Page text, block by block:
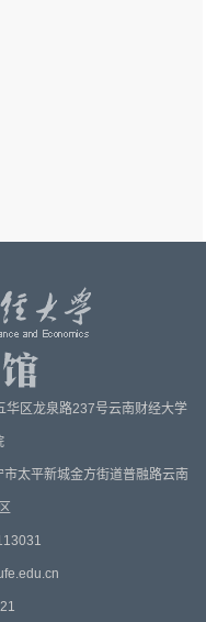
华区龙泉路237号云南财经大学
平新城金方街道普融路云南